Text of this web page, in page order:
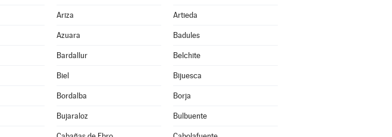
Ariza Artieda
Azuara Badules
Bardallur Belchite
Biel Bijuesca
Bordalba Borja
Bujaraloz Bulbuente